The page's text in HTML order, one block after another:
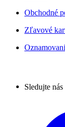
Obchodné
Zľavové
Sledujte